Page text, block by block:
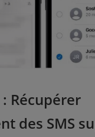
Récupérer
des SMS